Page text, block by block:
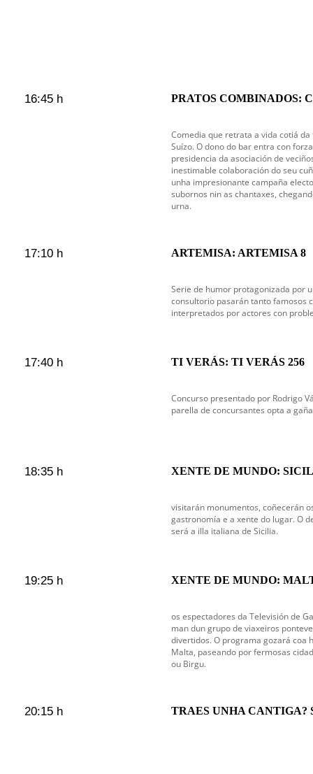
16:45 h PRATOS COMBINADOS:
Comedia que retrata a vida cotiá
Suízo. O dono do bar entra con
presidencia da asociación de
inestimable colaboración do seu
unha impresionante campaña
subornos nin as chantaxes,
urna.
17:10 h ARTEMISA: ARTEMISA 8
Serie de humor protagonizada por
consultorio pasarán tanto famosos
interpretados por actores con
17:40 h TI VERÁS: TI VERÁS 256
Concurso presentado por Rodrigo
parella de concursantes opta a
18:35 h XENTE DE MUNDO:
visitarán monumentos, coñecerán
gastronomía e a xente do lugar. O
será a illa italiana de Sicilia.
19:25 h XENTE DE MUNDO:
os espectadores da Televisión de
man dun grupo de viaxeiros
divertidos. O programa gozará coa
Malta, paseando por fermosas
ou Birgu.
20:15 h TRAES UNHA CANTIGA?